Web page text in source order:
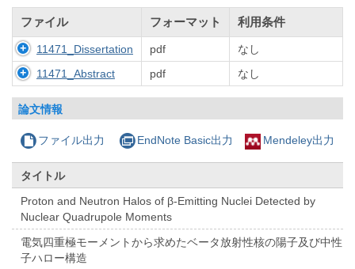
ファイル フォーマット 利用条件
11471_Dissertation pdf
なし
11471_Abstract
pdf なし
論文情報
ファイル出力 EndNote Basic出力 Mendeley出力
タイトル
Proton and Neutron Halos of β-Emitting Nuclei Detected by
Nuclear Quadrupole Moments
電気四重極モーメントから求めたベータ放射性核の陽子及び中性
子ハロー構造